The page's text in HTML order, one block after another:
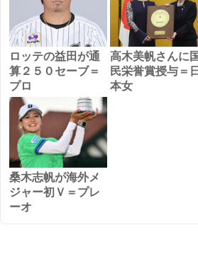
ロッテの益田が通
算２５０セーブ＝
プロ
高木美帆さんに
民栄誉賞授与＝日
本女
桑木志帆が海外メ
ジャー初Ｖ＝プレ
ーオ